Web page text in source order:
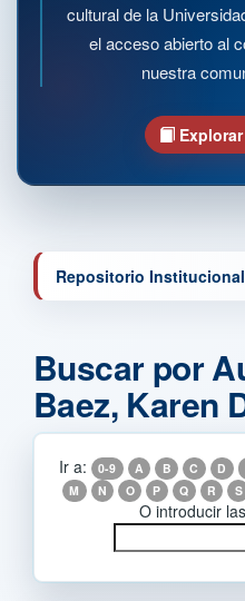
cultural de la
el acceso abierto al
nuestra
Repositorio
Buscar por
Baez, Karen
Ir a: 0-9 A B C D
M
N O P Q R S
O introducir